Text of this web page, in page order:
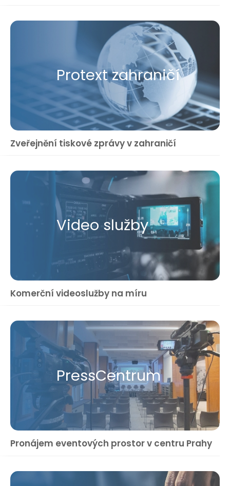
Protext zahraničí
Zveřejnění tiskové zprávy v zahraničí
Video služby
Komerční videoslužby na míru
Press​Centrum
Pronájem eventových prostor v centru Prahy